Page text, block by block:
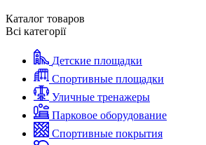
Каталог товаров
Всі категорії
Детские площадки
Спортивные площадки
Уличные тренажеры
Парковое оборудование
Спортивные покрытия